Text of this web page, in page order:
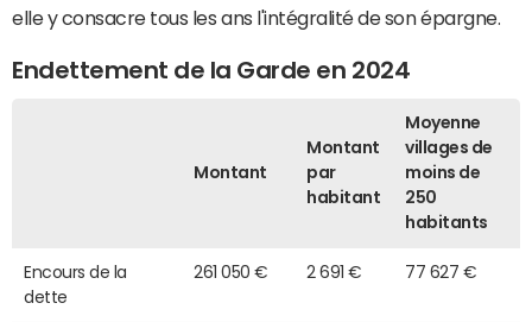
elle y consacre tous les ans l'intégralité de son épargne.
Endettement de la Garde en 2024
Montant
Montant
par
habitant
Moyenne
villages de
moins de
250
habitants
Encours de la
dette
261 050 € 2 691 € 77 627 €